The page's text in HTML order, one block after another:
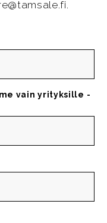
vain yrityksille -